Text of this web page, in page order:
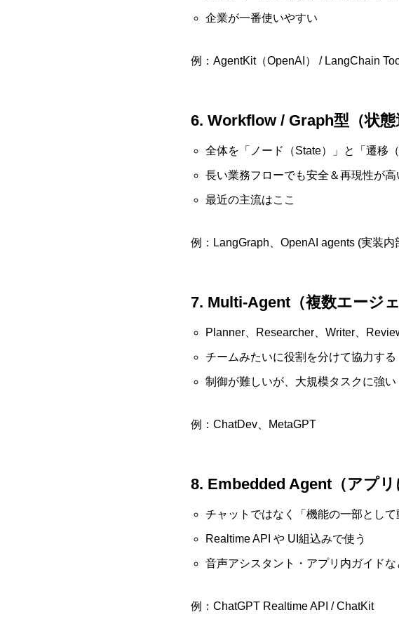
企業が一番使いやすい
例：AgentKit（OpenAI） / LangChain
6. Workflow / Graph型（状態
全体を「ノード（State）」と「遷移
長い業務フローでも安全＆再現性が高
最近の主流はここ
例：LangGraph、OpenAI agents (実装内
7. Multi-Agent（複数エージ
Planner、Researcher、Writer、
チームみたいに役割を分けて協力する
制御が難しいが、大規模タスクに強い
例：ChatDev、MetaGPT
8. Embedded Agent（アプリ
チャットではなく「機能の一部として
Realtime API や UI組込みで使う
音声アシスタント・アプリ内ガイドな
例：ChatGPT Realtime API / ChatKit